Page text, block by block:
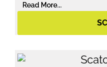
Read More...